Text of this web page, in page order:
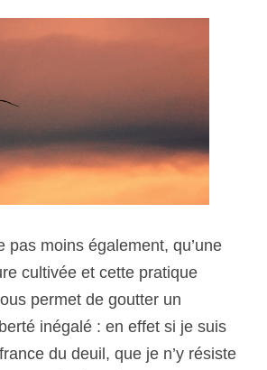
pas moins également, qu’une
cultivée et cette pratique
permet de goutter un
inégalé : en effet si je suis
du deuil, que je n’y résiste